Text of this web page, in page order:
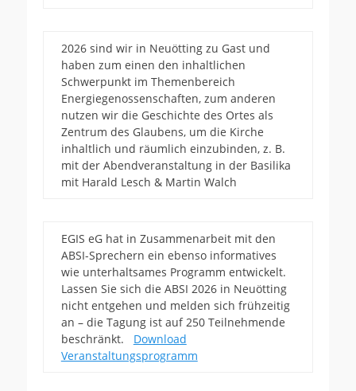
2026 sind wir in Neuötting zu Gast und
haben zum einen den inhaltlichen
Schwerpunkt im Themenbereich
Energiegenossenschaften, zum anderen
nutzen wir die Geschichte des Ortes als
Zentrum des Glaubens, um die Kirche
inhaltlich und räumlich einzubinden, z. B.
mit der Abendveranstaltung in der Basilika
mit Harald Lesch & Martin Walch
EGIS eG hat in Zusammenarbeit mit den
ABSI-Sprechern ein ebenso informatives
wie unterhaltsames Programm entwickelt.
Lassen Sie sich die ABSI 2026 in Neuötting
nicht entgehen und melden sich frühzeitig
an – die Tagung ist auf 250 Teilnehmende
beschränkt. Download
Veranstaltungsprogramm